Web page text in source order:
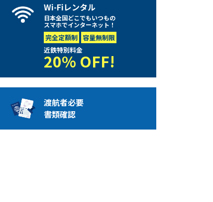
Wi-Fiレンタル
日本全国どこでもいつもの
スマホでインターネット！
完全定額制 容量無制限
近鉄特別料金
20% OFF!
渡航者必要
書類確認